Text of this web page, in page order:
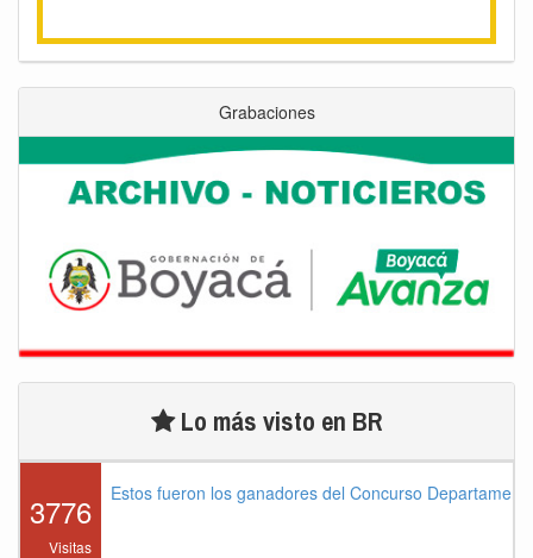
Grabaciones
Lo más visto en BR
3776
Visitas
Estos fueron los ganadores del Concurso